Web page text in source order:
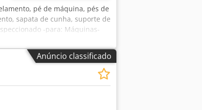
pé de máquina, pés de
sapata de cunha, suporte de
-para: Máquinas-
140/H220 mm /
Anúncio classificado